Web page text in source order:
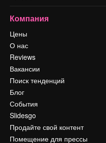
Компания
Цены
О нас
Reviews
Вакансии
Поиск тенденций
Блог
События
Slidesgo
Продайте свой контент
Помещение для прессы